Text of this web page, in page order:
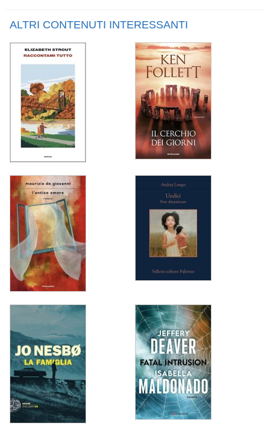
ALTRI CONTENUTI INTERESSANTI